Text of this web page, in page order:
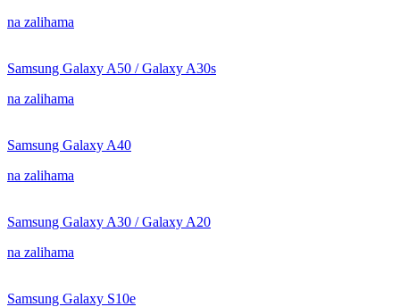
na zalihama
Samsung Galaxy A50 / Galaxy A30s
na zalihama
Samsung Galaxy A40
na zalihama
Samsung Galaxy A30 / Galaxy A20
na zalihama
Samsung Galaxy S10e